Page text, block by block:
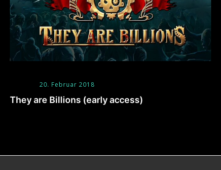
20. Februar 2018
They are Billions (early access)